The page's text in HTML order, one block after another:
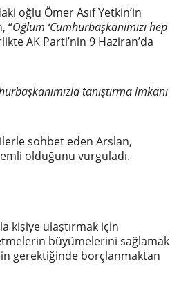
oğlu Ömer Asıf Yetkin’in
“Oğlum ‘Cumhurbaşkanımızı hep
AK Parti’nin 9 Haziran’da
tanıştırma imkanı
sohbet eden Arslan,
olduğunu vurguladı.
kişiye ulaştırmak için
büyümelerini sağlamak
gerektiğinde borçlanmaktan